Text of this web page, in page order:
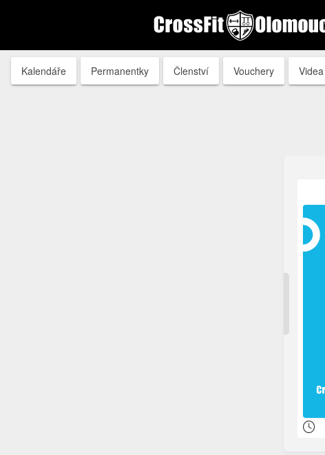
Kalendáře Permanentky Členství Vouchery Videa